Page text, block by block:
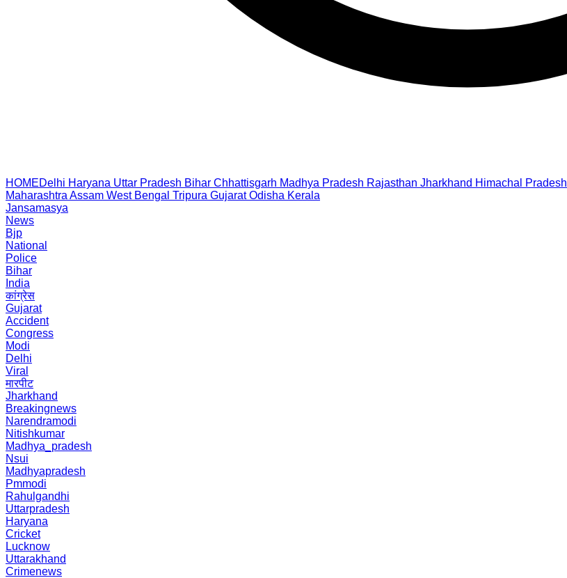
HOMEDelhi Haryana Uttar Pradesh Bihar Chhattisgarh Madhya Pradesh Rajasthan Jharkhand Himachal Pradesh
Maharashtra Assam West Bengal Tripura Gujarat Odisha Kerala
Jansamasya
News
Bjp
National
Police
Bihar
India
कांग्रेस
Gujarat
Accident
Congress
Modi
Delhi
Viral
मारपीट
Jharkhand
Breakingnews
Narendramodi
Nitishkumar
Madhya_pradesh
Nsui
Madhyapradesh
Pmmodi
Rahulgandhi
Uttarpradesh
Haryana
Cricket
Lucknow
Uttarakhand
Crimenews